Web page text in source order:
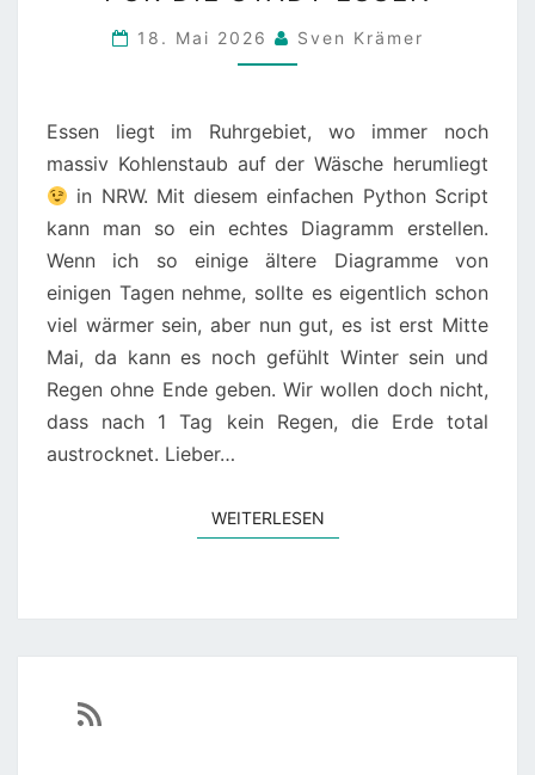
STADT
ESSEN
18. Mai 2026 Sven Krämer
Essen liegt im Ruhrgebiet, wo immer noch
massiv Kohlenstaub auf der Wäsche herumliegt
in NRW. Mit diesem einfachen Python Script
kann man so ein echtes Diagramm erstellen.
Wenn ich so einige ältere Diagramme von
einigen Tagen nehme, sollte es eigentlich schon
viel wärmer sein, aber nun gut, es ist erst Mitte
Mai, da kann es noch gefühlt Winter sein und
Regen ohne Ende geben. Wir wollen doch nicht,
dass nach 1 Tag kein Regen, die Erde total
austrocknet. Lieber…
WEITERLESENWEITERLESEN
https://sven-essen.de/feed/